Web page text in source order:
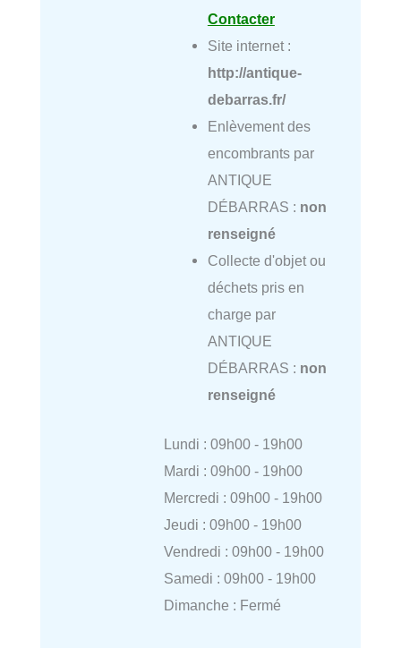
Contacter
Site internet :
http://antique-
debarras.fr/
Enlèvement des
encombrants par
ANTIQUE
DÉBARRAS : non
renseigné
Collecte d'objet ou
déchets pris en
charge par
ANTIQUE
DÉBARRAS : non
renseigné
Lundi : 09h00 - 19h00
Mardi : 09h00 - 19h00
Mercredi : 09h00 - 19h00
Jeudi : 09h00 - 19h00
Vendredi : 09h00 - 19h00
Samedi : 09h00 - 19h00
Dimanche : Fermé